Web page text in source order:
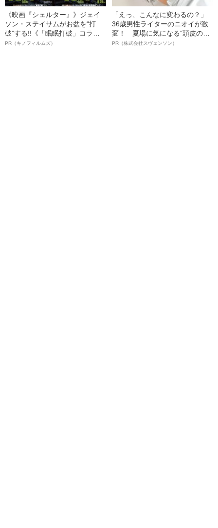
《映画『シェルター』》ジェイ
ソン・ステイサムがお盆を“打
破”する!!《「眠眠打破」コラ
ボ》
PR（キノフィルムズ）
「えっ、こんなに変わるの？」
36歳男性ライターのニオイが激
変！ 夏場に気になる“頭皮のニ
オイ”や“ベタつき”を解消す
PR（株式会社スヴェンソン）